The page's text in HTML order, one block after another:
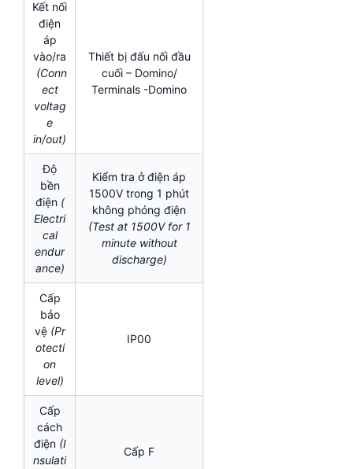
Kết nối
điện
áp
vào/ra
(Conn
ect
voltag
e
in/out)
Thiết bị đấu nối đầu
cuối – Domino/
Terminals -Domino
Độ
bền
điện (
Electri
cal
endur
ance)
Kiểm tra ở điện áp
1500V trong 1 phút
không phóng điện
(Test at 1500V for 1
minute without
discharge)
Cấp
bảo
vệ (Pr
otecti
on
level)
IP00
Cấp
cách
điện (I
nsulati
Cấp F